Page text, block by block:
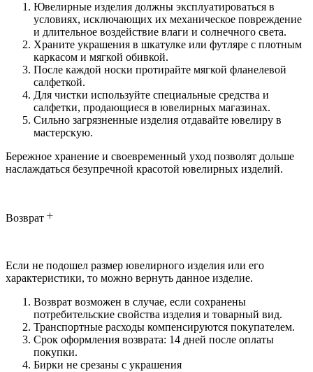
Ювелирные изделия должны эксплуатироваться в
условиях, исключающих их механическое повреждение
и длительное воздействие влаги и солнечного света.
Храните украшения в шкатулке или футляре с плотным
каркасом и мягкой обивкой.
После каждой носки протирайте мягкой фланелевой
салфеткой.
Для чистки используйте специальные средства и
салфетки, продающиеся в ювелирных магазинах.
Сильно загрязненные изделия отдавайте ювелиру в
мастерскую.
Бережное хранение и своевременный уход позволят дольше
наслаждаться безупречной красотой ювелирных изделий.
Возврат
Если не подошел размер ювелирного изделия или его
характеристики, то можно вернуть данное изделие.
Возврат возможен в случае, если сохранены
потребительские свойства изделия и товарный вид.
Транспортные расходы компенсируются покупателем.
Срок оформления возврата: 14 дней после оплаты
покупки.
Бирки не срезаны с украшения